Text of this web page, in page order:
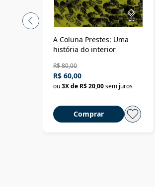
A Coluna Prestes: Uma
história do interior
R$ 80,00
R$ 60,00
ou3X de R$ 20,00sem juros
Comprar